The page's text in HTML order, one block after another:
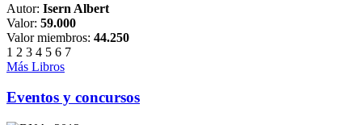
Autor: Isern Albert
Valor: 59.000
Valor miembros: 44.250
1 2 3 4 5 6 7
Más Libros
Eventos y concursos